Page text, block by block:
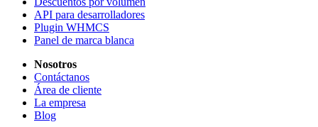
API para desarrolladores
Plugin WHMCS
Panel de marca blanca
Nosotros
Contáctanos
Área de cliente
La empresa
Blog